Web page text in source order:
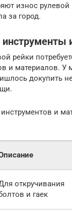
износ
за город.
рейки
и материалов. У
докупить
и
откручивания
и гаек